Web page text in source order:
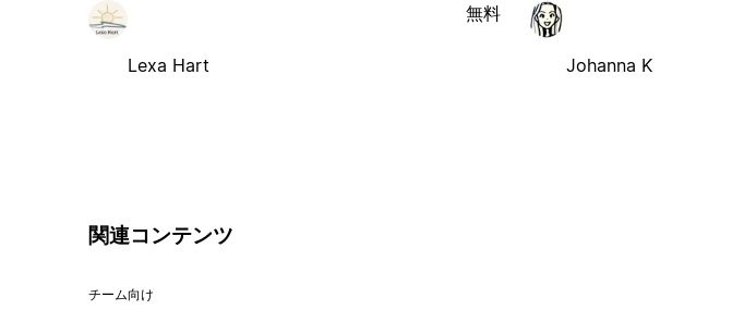
Lexa Hart
無料
Johanna K
関連コンテンツ
チーム向け